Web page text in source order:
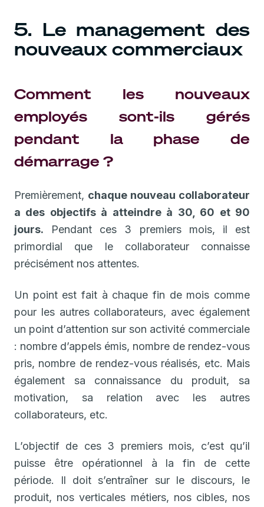
5. Le management des
nouveaux commerciaux
Comment les nouveaux
employés sont-ils gérés
pendant la phase de
démarrage ?
Premièrement, chaque nouveau collaborateur
a des objectifs à atteindre à 30, 60 et 90
jours. Pendant ces 3 premiers mois, il est
primordial que le collaborateur connaisse
précisément nos attentes.
Un point est fait à chaque fin de mois comme
pour les autres collaborateurs, avec également
un point d’attention sur son activité commerciale
: nombre d’appels émis, nombre de rendez-vous
pris, nombre de rendez-vous réalisés, etc. Mais
également sa connaissance du produit, sa
motivation, sa relation avec les autres
collaborateurs, etc.
L’objectif de ces 3 premiers mois, c’est qu’il
puisse être opérationnel à la fin de cette
période. Il doit s’entraîner sur le discours, le
produit, nos verticales métiers, nos cibles, nos